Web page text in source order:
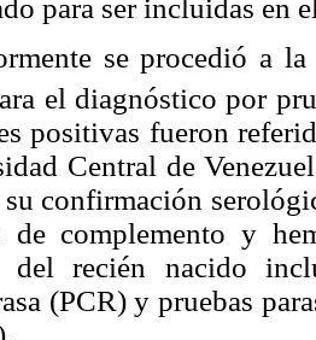
para ser incluidas en
se procedió a
el diagnóstico por
positivas fueron
Central de
su confirmación
de complemento y
del recién nacido
(PCR) y pruebas